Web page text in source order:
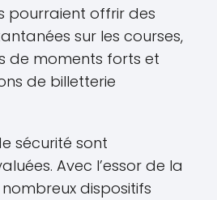
pourraient offrir des
sur les courses,
de moments forts et
de billetterie
sécurité sont
Avec l’essor de la
dispositifs